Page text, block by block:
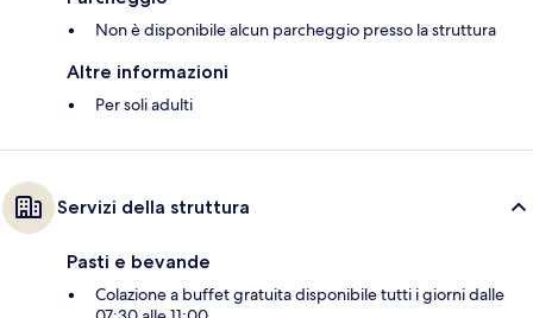
Non è disponibile alcun parcheggio presso la struttura
Altre informazioni
Per soli adulti
Servizi della struttura
Pasti e bevande
Colazione a buffet gratuita disponibile tutti i giorni dalle